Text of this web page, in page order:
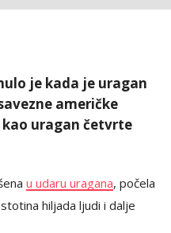
je kada je uragan
američke
kao uragan četvrte
u udaru uragana, počela
hiljada ljudi i dalje